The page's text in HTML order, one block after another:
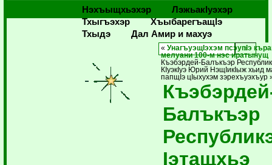
Нэхъыщхьэхэр
Лэжьакlуэхэр
Тхыгъэхэр
Хъыбарегъащlэ
Тхыдэ
Дал Амир и махуэ
«УнагъуэщIэхэм псэупIэ
мелуани 100-м нэс иратынущ
Къэбэрдей-Балъкъэр
КIуэкIуэ Юрий НэщIикIыж хьид
папщIэ цIыхухэм зэрехъуэхъур
Балъкъэр
Iэтащхьэ